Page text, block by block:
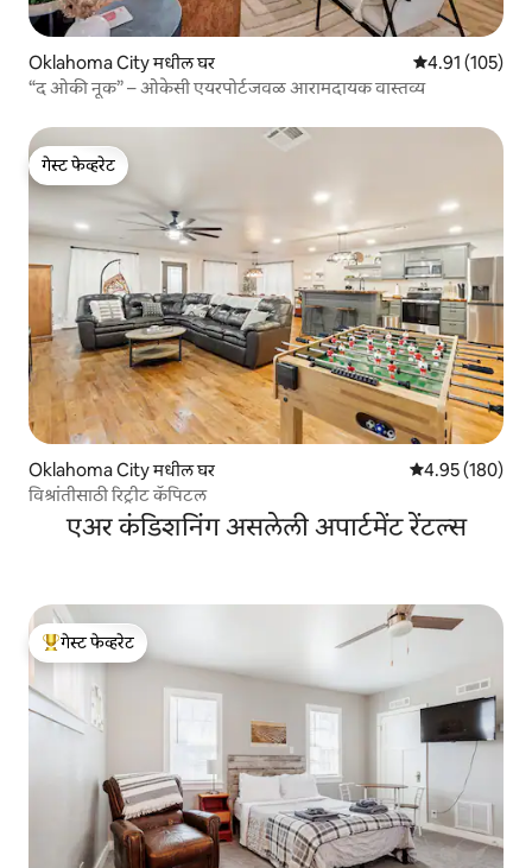
Oklahoma City मधील घर 5 पैकी 4.91
4.91 (105)
“द ओकी नूक” – ओकेसी एयरपोर्टजवळ आरामदायक वास्तव्य
गेस्ट फेव्हरेट
गेस्ट फेव्हरेट
Oklahoma City मधील घर 5 पैकी 4.95
4.95 (180)
विश्रांतीसाठी रिट्रीट कॅपिटल
एअर कंडिशनिंग असलेली अपार्टमेंट रेंटल्स
टॉप गेस्ट फेव्हरेट
गेस्ट फेव्हरेट